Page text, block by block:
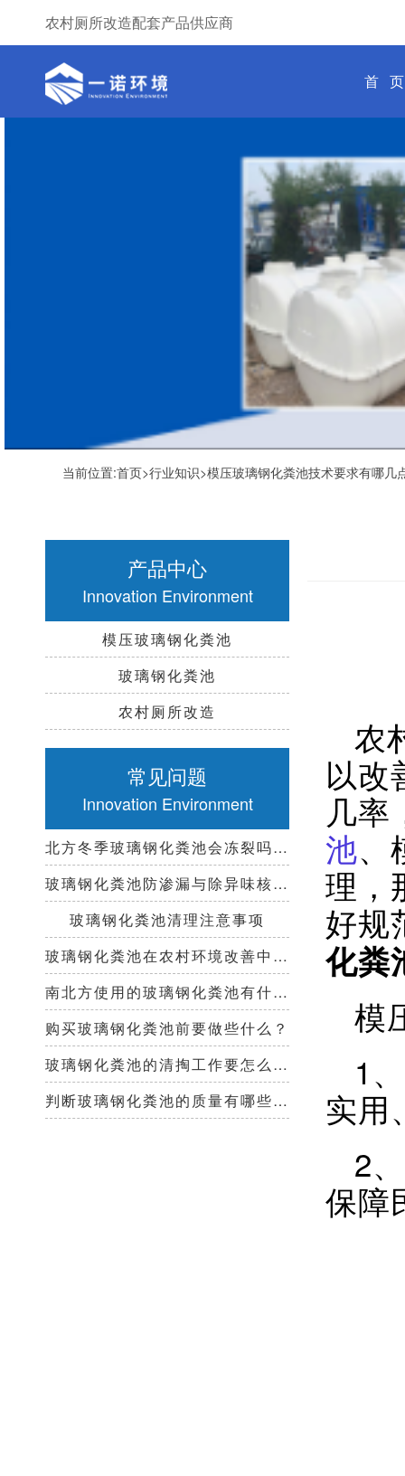
农村厕所改造配套产品供应商
首 页
当前位置:首页>行业知识>模压玻璃钢化粪池技术要求有哪几
产品中心
Innovation Environment
模压玻璃钢化粪池
玻璃钢化粪池
农村厕所改造
常见问题
Innovation Environment
北方冬季玻璃钢化粪池会冻裂吗？需要保温措施吗？
玻璃钢化粪池防渗漏与除异味核心技术指南
玻璃钢化粪池清理注意事项
玻璃钢化粪池在农村环境改善中起到哪些作用？
南北方使用的玻璃钢化粪池有什么区别？
购买玻璃钢化粪池前要做些什么？
玻璃钢化粪池的清掏工作要怎么做？
判断玻璃钢化粪池的质量有哪些好办法？
农
以改
几
池、
理，
好规
化粪
模
1
实用
2
保障